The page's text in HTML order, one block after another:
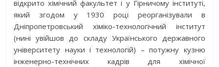
відкрито хімічний факультет і у Гірничому інституті,
який згодом у 1930 році реорганізували в
Дніпропетровський хіміко-технологічний інститут
(нині увійшов до складу Українського державного
університету науки і технологій) – потужну кузню
інженерно-технічних кадрів для хімічної